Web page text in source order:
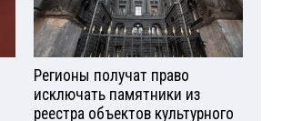
Регионы получат право
исключать памятники из
реестра объектов культурного